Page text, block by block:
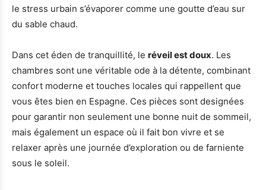
le stress urbain s’évaporer comme une goutte d’eau sur
du sable chaud.
Dans cet éden de tranquillité, le réveil est doux. Les
chambres sont une véritable ode à la détente, combinant
confort moderne et touches locales qui rappellent que
vous êtes bien en Espagne. Ces pièces sont designées
pour garantir non seulement une bonne nuit de sommeil,
mais également un espace où il fait bon vivre et se
relaxer après une journée d’exploration ou de farniente
sous le soleil.